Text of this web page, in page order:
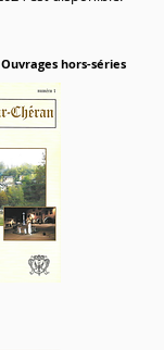
Ouvrages hors-séries